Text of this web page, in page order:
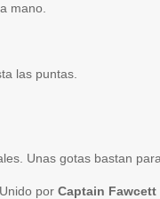
mano.
las puntas.
Unas gotas bastan
por Captain Fawcett